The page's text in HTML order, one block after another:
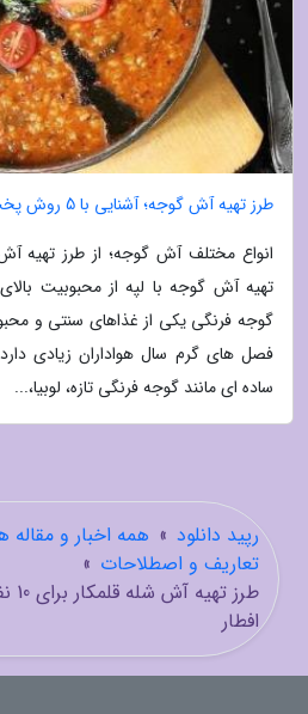
طرز تهیه آش گوجه؛ آشنایی با 5 روش پخت آسان
انواع مختلف آش گوجه؛ از طرز تهیه آش
تهیه آش گوجه با لپه از محبوبیت
گوجه فرنگی یکی از غذاهای سنتی و
فصل های گرم سال هواداران زیادی
ساده ای مانند گوجه فرنگی تازه، لوبیا،...
رپید دانلود » همه اخبار و مقاله
تعاریف و اصطلاحات »
افطار